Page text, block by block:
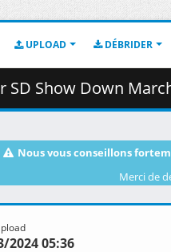
UPLOAD DÉBRIDER
SD Show Down
Nous vous conseillons
Merci de
2024 05:36